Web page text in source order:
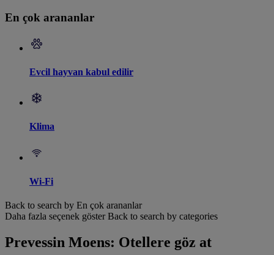
En çok arananlar
Evcil hayvan kabul edilir
Klima
Wi-Fi
Back to search by En çok arananlar
Daha fazla seçenek göster Back to search by categories
Prevessin Moens: Otellere göz at